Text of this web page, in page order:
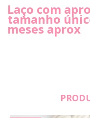
Laço com
tamanho
meses aprox